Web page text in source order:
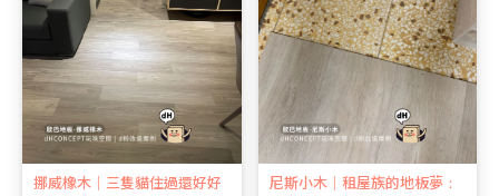
挪威橡木｜三隻貓住過還好好
尼斯小木｜租屋族的地板夢：